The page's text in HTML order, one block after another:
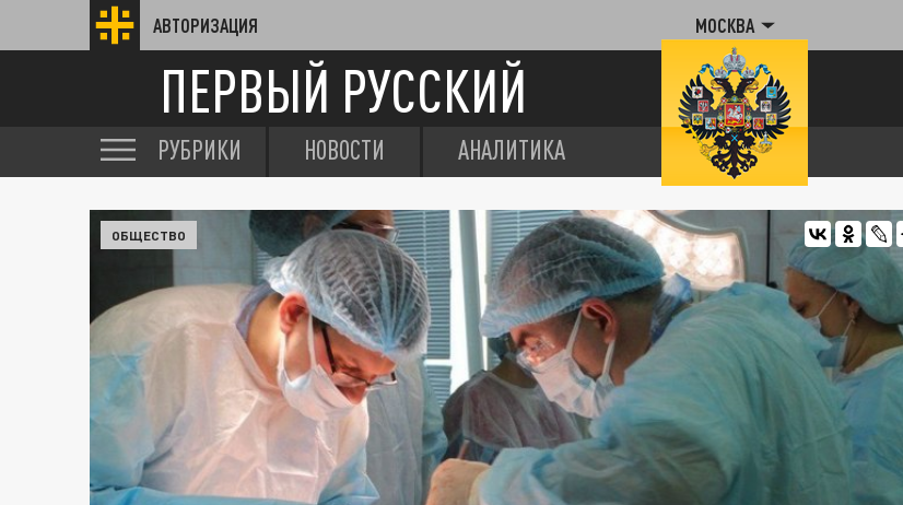
АВТОРИЗАЦИЯ МОСКВА
ПЕРВЫЙ РУССКИЙ
РУБРИКИ НОВОСТИ АНАЛИТИКА
ОБЩЕСТВО